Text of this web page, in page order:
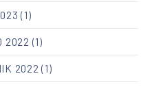
(1)
2022 (1)
2022 (1)